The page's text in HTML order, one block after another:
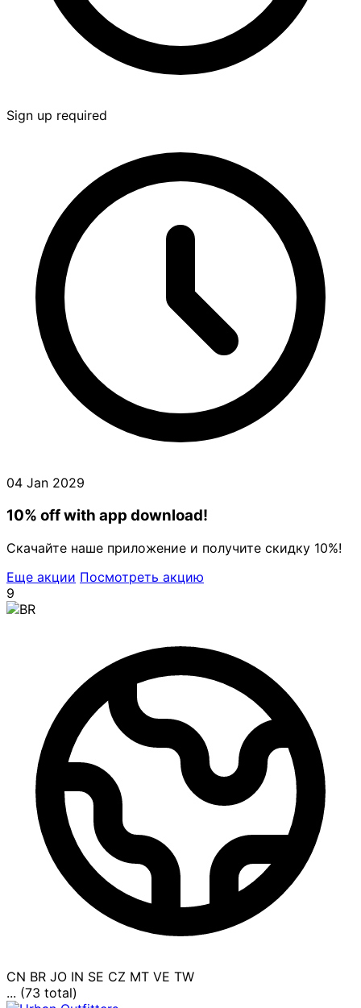
Sign up required
04 Jan 2029
10% off with app download!
Скачайте наше приложение и получите скидку 10%!
Еще акции Посмотреть акцию
9
CN BR JO IN SE CZ MT VE TW
... (73 total)